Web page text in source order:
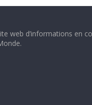
web d’informations en